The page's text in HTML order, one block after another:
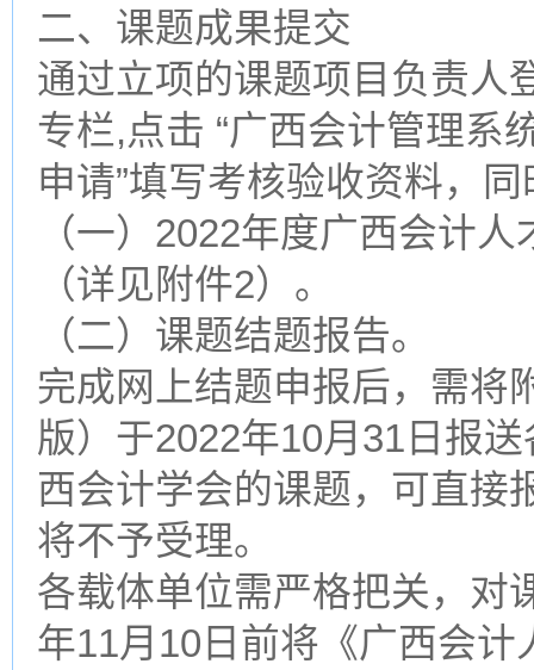
二、课题成果提交
通过立项的课题项目负责人
专栏,点击 “广西会计管理系
申请”填写考核验收资料，
（一）2022年度广西会计
（详见附件2）。
（二）课题结题报告。
完成网上结题申报后，需将
版）于2022年10月31日报
西会计学会的课题，可直接
将不予受理。
各载体单位需严格把关，对
年11月10日前将《广西会